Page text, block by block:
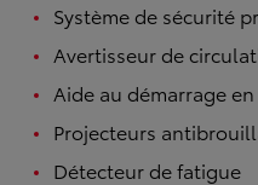
Système de sécurité
Avertisseur de
Aide au démarrage
Projecteurs
Détecteur de fatigue